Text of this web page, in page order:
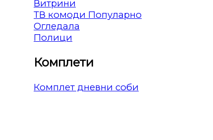
Витрини
ТВ комоди
Огледала
Полици
Комплети
Комплет дневни соби